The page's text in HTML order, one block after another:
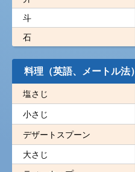
斗
石
料理（英語、メートル法）
塩さじ
小さじ
デザートスプーン
大さじ